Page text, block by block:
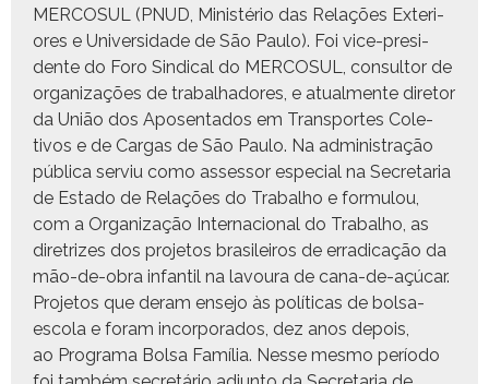
MERCOSUL (PNUD, Min­istério das Relações Exte­ri­
ores e Uni­ver­si­dade de São Paulo). Foi vice-pres­i­
dente do Foro Sindi­cal do MERCOSUL, con­sul­tor de
orga­ni­za­ções de tra­bal­hadores, e atual­mente dire­tor
da União dos Aposen­ta­dos em Trans­portes Cole­
tivos e de Car­gas de São Paulo. Na admin­is­tração
públi­ca serviu como asses­sor espe­cial na Sec­re­taria
de Esta­do de Relações do Tra­bal­ho e for­mu­lou,
com a Orga­ni­za­ção Inter­na­cional do Tra­bal­ho, as
dire­trizes dos pro­je­tos brasileiros de errad­i­cação da
mão-de-obra infan­til na lavoura de cana-de-açú­car.
Pro­je­tos que der­am ense­jo às políti­cas de bol­sa-
esco­la e foram incor­po­ra­dos, dez anos depois,
ao Pro­gra­ma Bol­sa Família. Nesse mes­mo perío­do